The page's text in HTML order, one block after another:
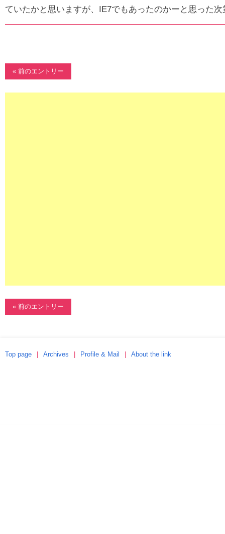
ていたかと思いますが、IE7でもあったのかーと思った次
« 前のエントリー
« 前のエントリー
Top page Archives Profile & Mail About the link